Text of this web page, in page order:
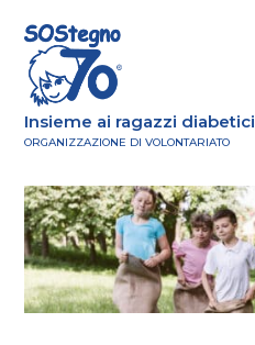
Insieme ai ragazzi diabetici
ORGANIZZAZIONE DI VOLONTARIATO